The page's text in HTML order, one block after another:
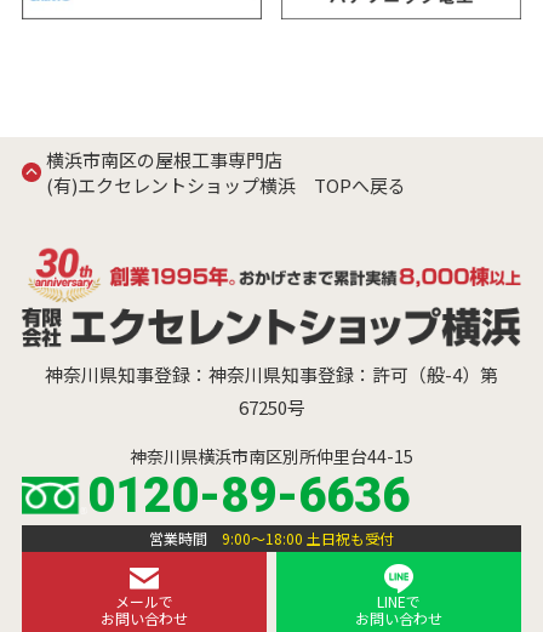
横浜市南区の屋根工事専門店
(有)エクセレントショップ横浜 TOPへ戻る
神奈川県知事登録：神奈川県知事登録：許可（般-4）第
67250号
神奈川県横浜市南区別所仲里台44-15
0120-89-6636
営業時間 9:00～18:00 土日祝も受付
メールで
お問い合わせ
LINEで
お問い合わせ